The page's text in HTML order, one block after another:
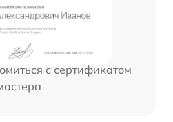
с сертификатом